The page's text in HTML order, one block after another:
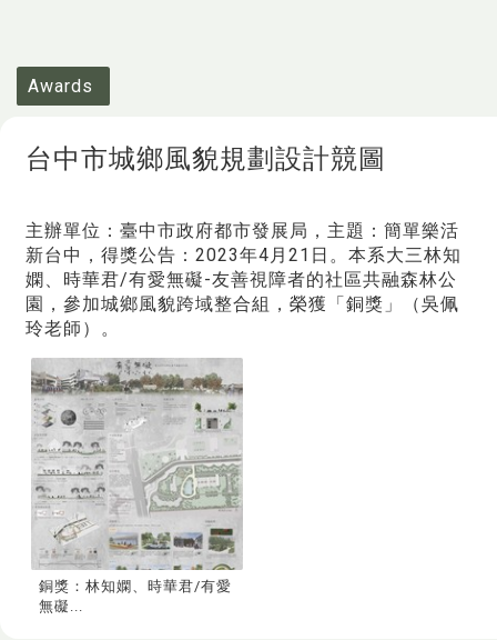
Awards
台中市城鄉風貌規劃設計競圖
主辦單位：臺中市政府都市發展局，主題：簡單樂活
新台中，得獎公告：2023年4月21日。本系大三林知
嫻、時華君/有愛無礙-友善視障者的社區共融森林公
園，參加城鄉風貌跨域整合組，榮獲「銅獎」（吳佩
玲老師）。
銅獎：林知嫻、時華君/有愛
無礙...